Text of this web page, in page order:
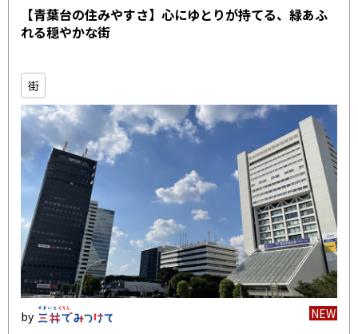
【青葉台の住みやすさ】心にゆとりが持てる、緑あふ
れる穏やかな街
街
NEW